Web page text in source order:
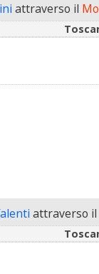
attraverso il
attraverso il